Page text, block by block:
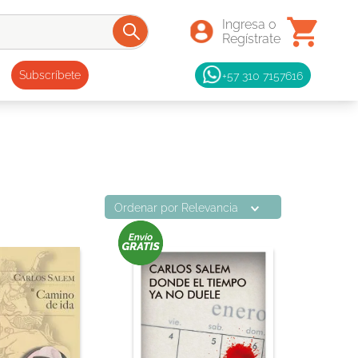
Subscríbete +57 310 7157616
Ordenar por Relevancia